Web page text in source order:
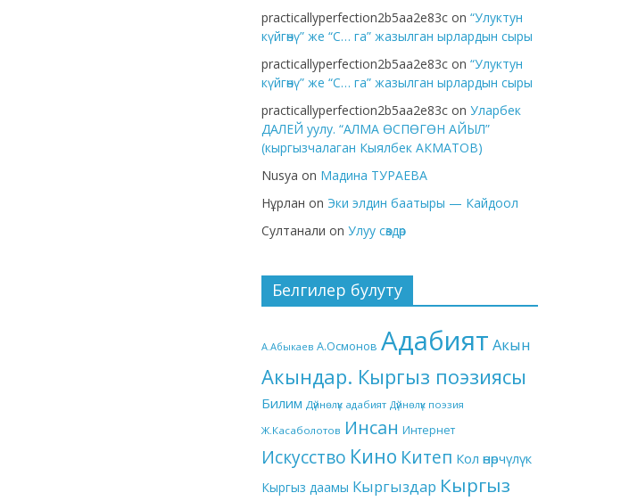
practicallyperfection2b5aa2e83c on “Улуктун
күйгөнү” же “С… га” жазылган ырлардын сыры
practicallyperfection2b5aa2e83c on “Улуктун
күйгөнү” же “С… га” жазылган ырлардын сыры
practicallyperfection2b5aa2e83c on Уларбек
ДАЛЕЙ уулу. “АЛМА ӨСПӨГӨН АЙЫЛ”
(кыргызчалаган Кыялбек АКМАТОВ)
Nusya on Мадина ТУРАЕВА
Нұрлан on Эки элдин баатыры — Кайдоол
Султанали on Улуу сөздөр
Белгилер булуту
А.Абыкаев А.Осмонов Адабият Акын
Акындар. Кыргыз поэзиясы
Билим Дүйнөлүк адабият Дүйнөлүк поэзия
Ж.Касаболотов Инсан Интернет
Искусство Кино Китеп Кол өнөрчүлүк
Кыргыз даамы Кыргыздар Кыргыз